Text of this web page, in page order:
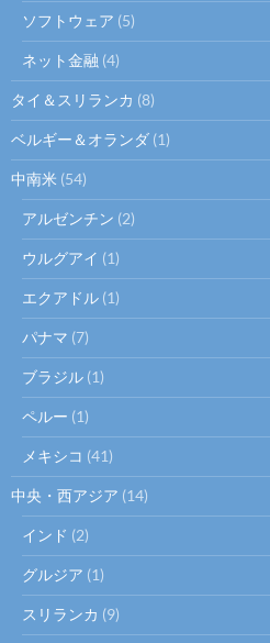
ソフトウェア (5)
ネット金融 (4)
タイ＆スリランカ (8)
ベルギー＆オランダ (1)
中南米 (54)
アルゼンチン (2)
ウルグアイ (1)
エクアドル (1)
パナマ (7)
ブラジル (1)
ペルー (1)
メキシコ (41)
中央・西アジア (14)
インド (2)
グルジア (1)
スリランカ (9)